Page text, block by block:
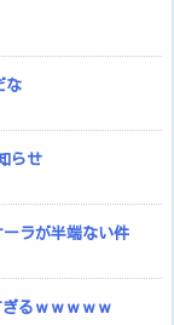
な
らせ
ラが半端ない件
るｗｗｗｗｗ